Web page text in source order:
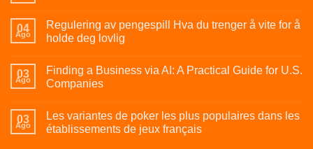
04
Ago
Regulering av pengespill Hva du trenger å vite for å
holde deg lovlig
03
Ago
Finding a Business via AI: A Practical Guide for U.S.
Companies
03
Ago
Les variantes de poker les plus populaires dans les
établissements de jeux français